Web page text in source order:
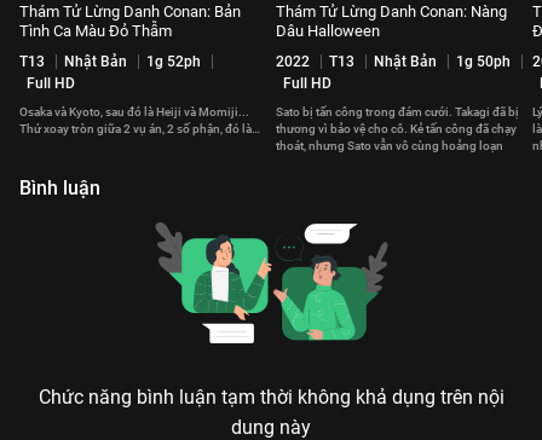
Thám Tử Lừng Danh Conan: Bản
Tình Ca Màu Đỏ Thẫm
T13 Nhật Bản
1g 52ph
Full HD
Osaka và Kyoto, sau đó là Heiji và Momiji...
Thứ xoay tròn giữa 2 vụ án, 2 số phận, đó là…
Thám Tử Lừng Danh Conan: Nàng
Dâu Halloween
2022 T13 Nhật Bản
1g 50ph
Full HD
Sato bị tấn công trong đám cưới. Takagi đã bị
thương vì bảo vệ cho cô. Kẻ tấn công đã chạy
thoát, nhưng Sato vẫn vô cùng hoảng loạn
Bình luận
Chức năng bình luận tạm thời không khả dụng trên nội
dung này